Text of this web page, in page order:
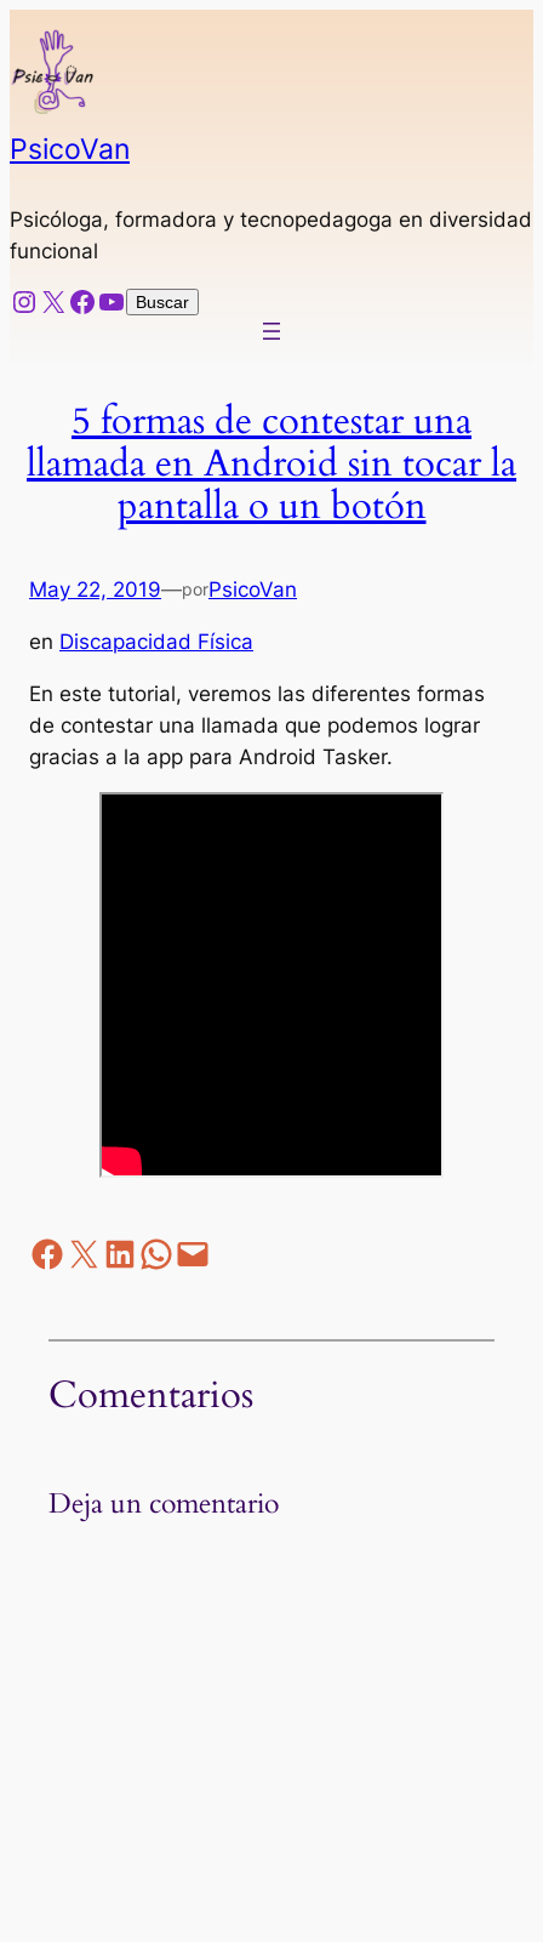
Saltar
contenido
PsicoVan
Psicóloga, formadora y tecnopedagoga en diversidad
funcional
Instagram
X Facebook
YouTube
Buscar
Buscar
5 formas de contestar una
llamada en Android sin tocar la
pantalla o un botón
May 22, 2019—porPsicoVan
en Discapacidad Física
En este tutorial, veremos las diferentes formas
de contestar una llamada que podemos lograr
gracias a la app para Android Tasker.
Facebook
Z LinkedIn
WhatsApp
correo electrónico
Comentarios
Deja un comentario